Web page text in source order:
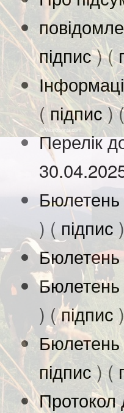
підпис) (
(підпис) (
Перелік
) ( підпис )
) (підпис )
підпис) (
Протокол